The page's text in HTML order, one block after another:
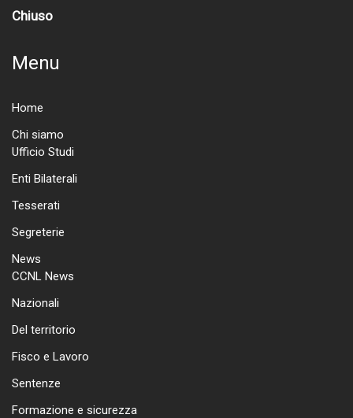
Chiuso
Menu
Home
Chi siamo
Ufficio Studi
Enti Bilaterali
Tesserati
Segreterie
News
CCNL News
Nazionali
Del territorio
Fisco e Lavoro
Sentenze
Formazione e sicurezza